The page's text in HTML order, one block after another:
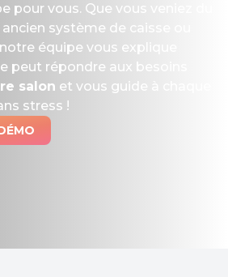
pour vous. Que vous veniez du
système de caisse ou
équipe vous explique
peut répondre aux besoins
salon et vous guide à chaque
stress !